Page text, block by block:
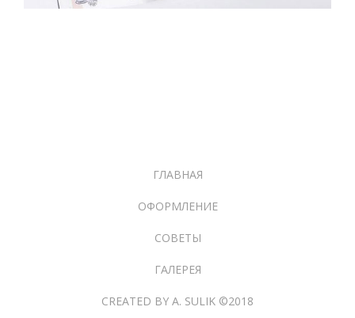
ГЛАВНАЯ
ОФОРМЛЕНИЕ
СОВЕТЫ
ГАЛЕРЕЯ
CREATED BY A. SULIK ©2018